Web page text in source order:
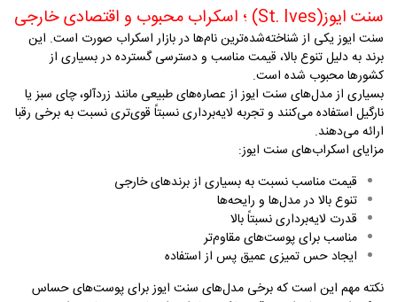
سنت ایوز(St. Ives) ؛ اسکراب محبوب و اقتصادی خارجی
سنت ایوز یکی از شناخته‌شده‌ترین نام‌ها در بازار اسکراب صورت است. این
برند به دلیل تنوع بالا، قیمت مناسب و دسترسی گسترده در بسیاری از
کشورها محبوب شده است.
بسیاری از مدل‌های سنت ایوز از عصاره‌های طبیعی مانند زردآلو، چای سبز یا
نارگیل استفاده می‌کنند و تجربه لایه‌برداری نسبتاً قوی‌تری نسبت به برخی رقبا
ارائه می‌دهند.
مزایای اسکراب‌های سنت ایوز:
قیمت مناسب نسبت به بسیاری از برندهای خارجی
تنوع بالا در مدل‌ها و رایحه‌ها
قدرت لایه‌برداری نسبتاً بالا
مناسب برای پوست‌های مقاوم‌تر
ایجاد حس تمیزی عمیق پس از استفاده
نکته مهم این است که برخی مدل‌های سنت ایوز برای پوست‌های حساس